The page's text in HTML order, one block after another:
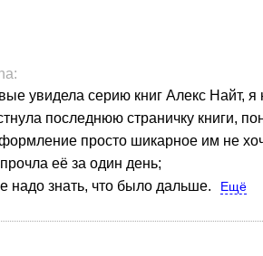
увидела серию книг Алекс Найт,
последнюю страничку книги,
просто шикарное им не
её за один день;
надо знать, что было дальше.
Ещё